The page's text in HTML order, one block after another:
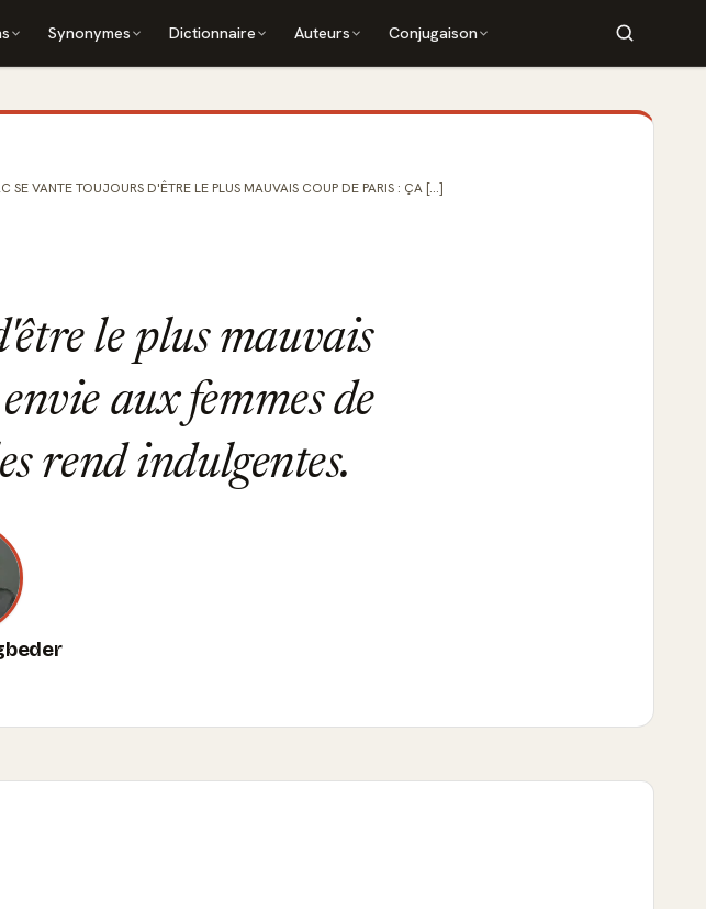
Synonymes Dictionnaire Auteurs Conjugaison
SE VANTE TOUJOURS D'ÊTRE LE PLUS MAUVAIS COUP DE PARIS : ÇA [...]
le plus mauvais
aux femmes de
rend indulgentes.